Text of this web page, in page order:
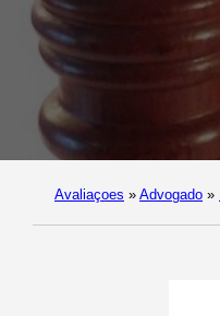
Avaliaçoes » Advogado »